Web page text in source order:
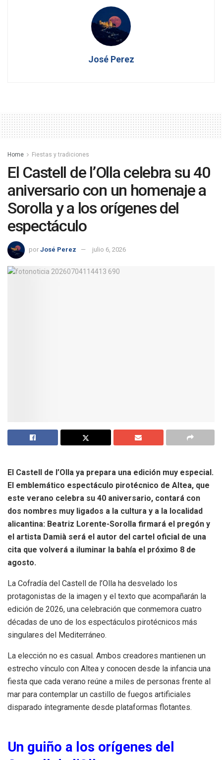
José Perez
Home Fiestas y tradiciones
El Castell de l’Olla celebra su 40
aniversario con un homenaje a
Sorolla y a los orígenes del
espectáculo
por José Perez julio 6, 2026
El Castell de l’Olla ya prepara una edición muy especial.
El emblemático espectáculo pirotécnico de Altea, que
este verano celebra su 40 aniversario, contará con
dos nombres muy ligados a la cultura y a la localidad
alicantina: Beatriz Lorente-Sorolla firmará el pregón y
el artista Damià será el autor del cartel oficial de una
cita que volverá a iluminar la bahía el próximo 8 de
agosto.
La Cofradía del Castell de l’Olla ha desvelado los
protagonistas de la imagen y el texto que acompañarán la
edición de 2026, una celebración que conmemora cuatro
décadas de uno de los espectáculos pirotécnicos más
singulares del Mediterráneo.
La elección no es casual. Ambos creadores mantienen un
estrecho vínculo con Altea y conocen desde la infancia una
fiesta que cada verano reúne a miles de personas frente al
mar para contemplar un castillo de fuegos artificiales
disparado íntegramente desde plataformas flotantes.
Un guiño a los orígenes del